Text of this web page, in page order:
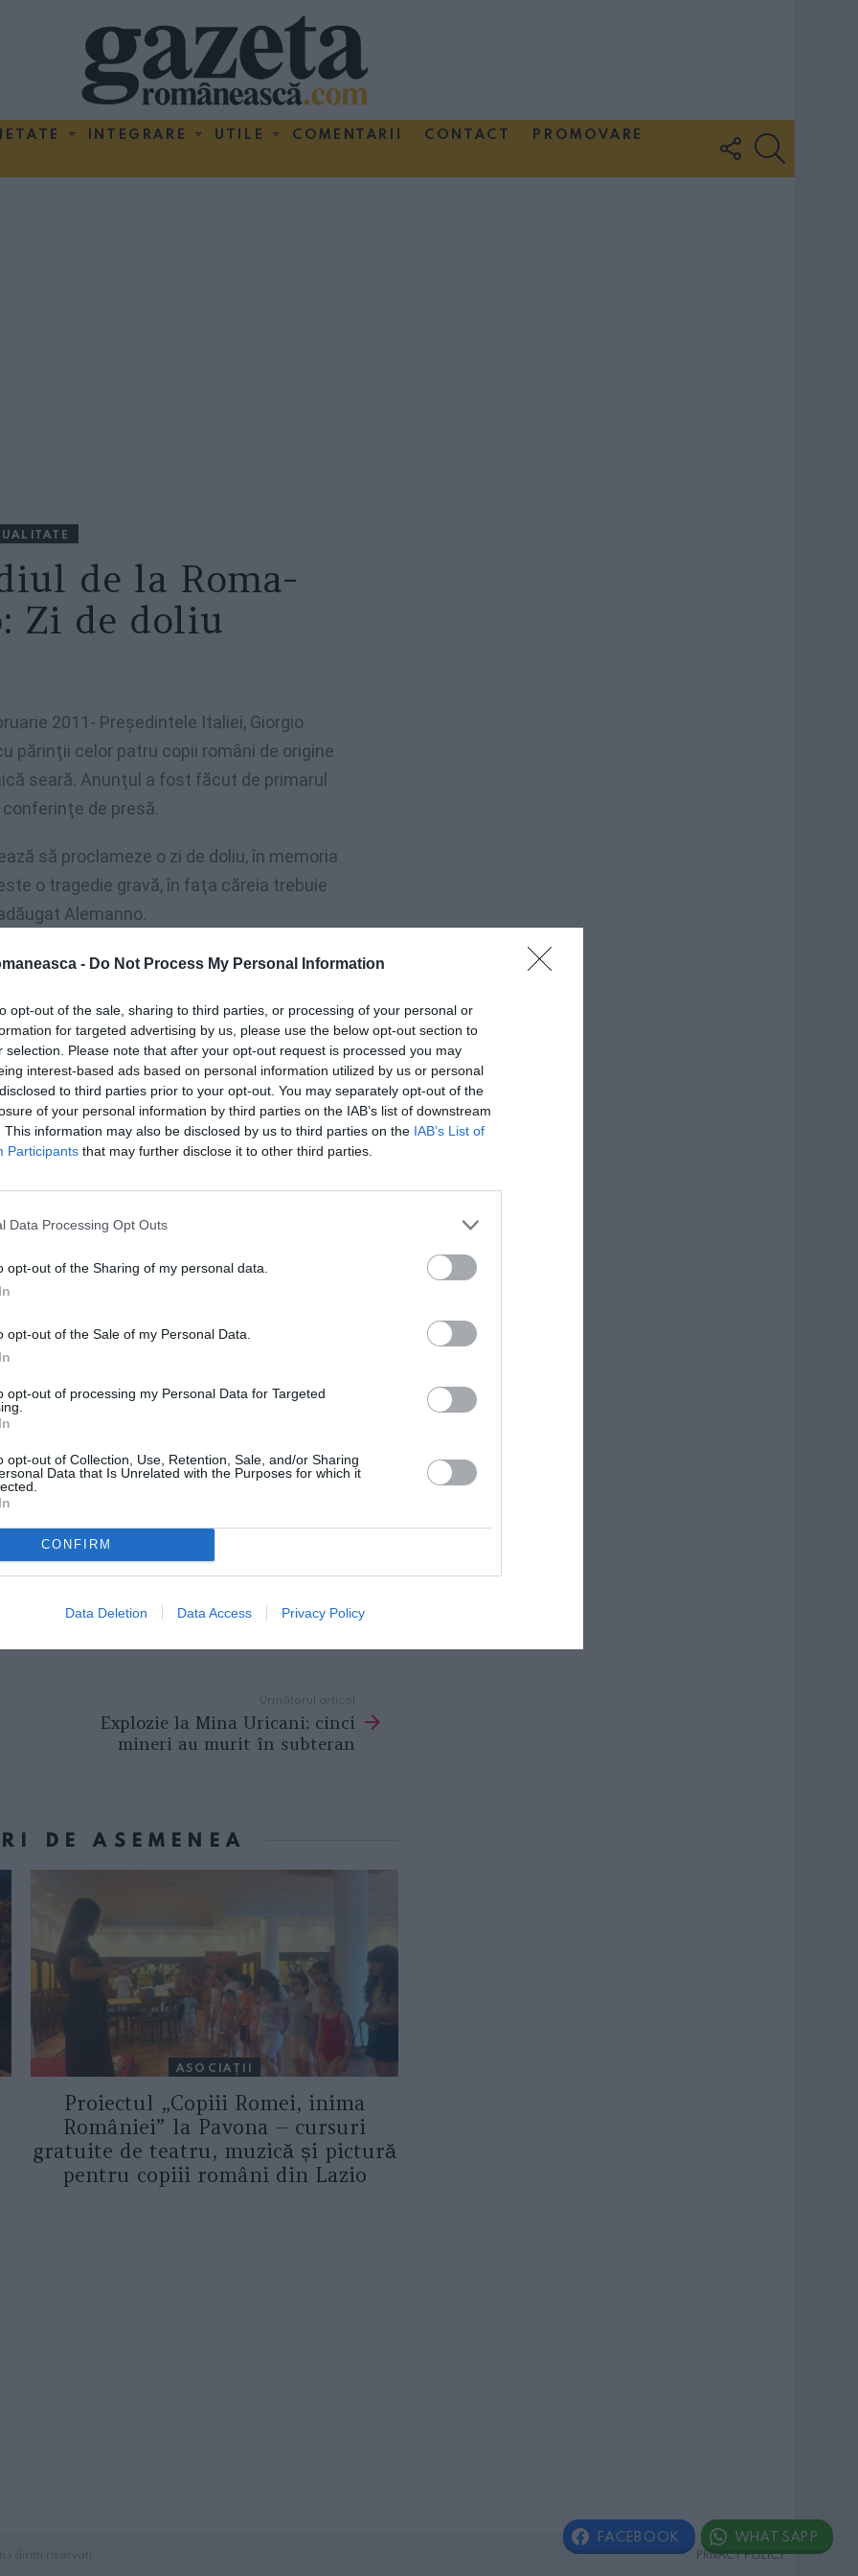
- Do Not Process My Personal Information
opt-out of the sale, sharing to third parties, or processing of your personal or
for targeted advertising by us, please use the below opt-out section to
selection. Please note that after your opt-out request is processed you may
interest-based ads based on personal information utilized by us or personal
to third parties prior to your opt-out. You may separately opt-out of the
of your personal information by third parties on the IAB’s list of downstream
This information may also be disclosed by us to third parties on the IAB’s List of
Participants that may further disclose it to other third parties.
Data Processing Opt Outs
opt-out of the Sharing of my personal data.
opt-out of the Sale of my Personal Data.
opt-out of processing my Personal Data for Targeted
opt-out of Collection, Use, Retention, Sale, and/or Sharing
Data that Is Unrelated with the Purposes for which it
CONFIRM
Data Deletion Data Access Privacy Policy
INTEGRARE UTILE COMENTARII CONTACT
PROMOVARE
FOLLOW
US
de la Roma-
Zi de doliu
2011- Preşedintele Italiei, Giorgio
părinţii celor patru copii români de origine
seară. Anunţul a fost făcut de primarul
conferinţe de presă.
să proclameze o zi de doliu, în memoria
o tragedie gravă, în faţa căreia trebuie
Alemanno.
Moldovan (43 de ani) şi Mircea Erdei
fost conduşi la poliţie pentru a da detalii
la Roma
Următorul articol
Explozie la Mina Uricani: cinci
mineri au murit în subteran
DE ASEMENEA
ASOCIAŢII
Proiectul „Copiii Romei, inima
României” la Pavona – cursuri
gratuite de teatru, muzică și pictură
pentru copiii români din Lazio
PRIVACY POLICY
FACEBOOK WHATSAPP